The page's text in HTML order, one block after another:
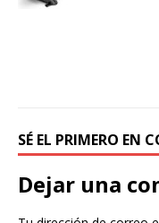
SÉ EL PRIMERO EN
Dejar una